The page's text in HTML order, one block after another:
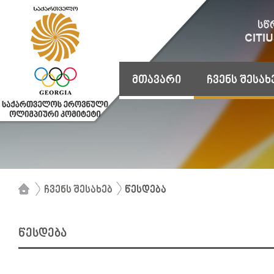
მთავარი ჩვენს
ჩვენს შესახებ წესდება
წესდება